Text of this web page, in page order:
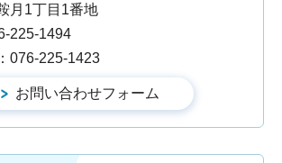
月1丁目1番地
225-1494
076-225-1423